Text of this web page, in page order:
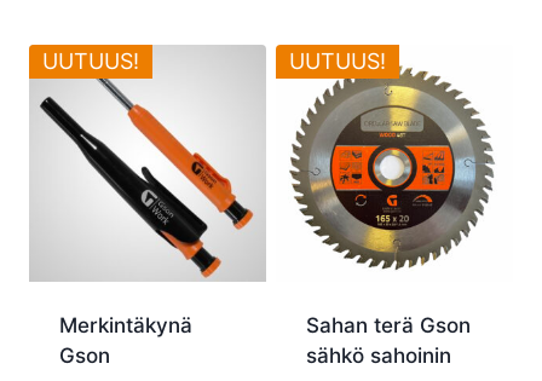
UUTUUS!
Merkintäkynä
Gson
UUTUUS!
Sahan terä Gson
sähkö sahoinin